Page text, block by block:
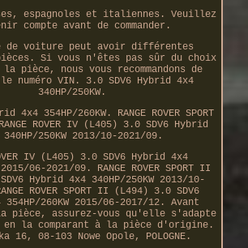
espagnoles et italiennes. Veuillez
compte avant de commander.
de voiture peut avoir différentes
Si vous n'êtes pas sûr du choix
pièce, nous vous recommandons de
numéro VIN. 3.0 SDV6 Hybrid 4x4
340HP/250KW.
4x4 354HP/260KW. RANGE ROVER SPORT
ROVER IV (L405) 3.0 SDV6 Hybrid
250KW 2013/10-2021/09.
IV (L405) 3.0 SDV6 Hybrid 4x4
2015/06-2021/09. RANGE ROVER SPORT II
Hybrid 4x4 340HP/250KW 2013/10-
ROVER SPORT II (L494) 3.0 SDV6
260KW 2015/06-2017/12. Avant
assurez-vous qu'elle s'adapte
en la comparant à la pièce d'origine.
16, 08-103 Nowe Opole, POLOGNE.